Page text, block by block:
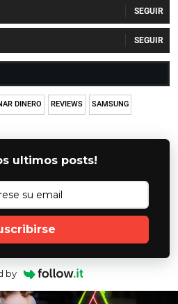
DINERO REVIEWS SAMSUNG
ultimos posts!
by